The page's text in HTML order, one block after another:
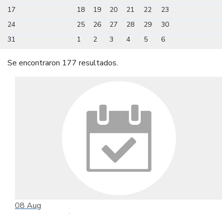
17
18 19 20 21 22
23
24
25 26 27 28 29
30
31
1 2 3 4 5 6
Se encontraron 177 resultados.
08 Aug